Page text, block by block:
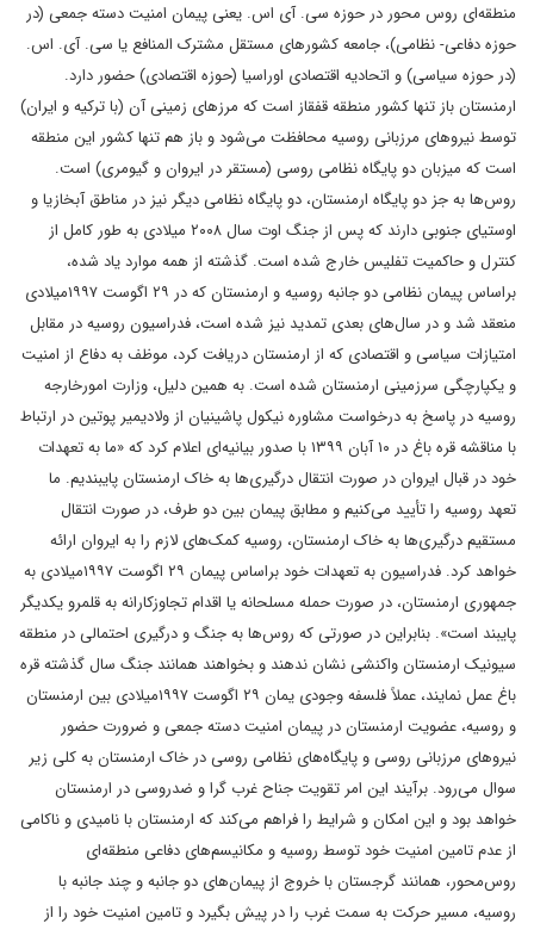
منطقه‌‌ای روس محور در حوزه سی. آی اس. یعنی پیمان امنیت دسته جمعی (در
حوزه دفاعی- نظامی)، جامعه کشورهای مستقل مشترک المنافع یا سی. آی. اس.
(در حوزه سیاسی) و اتحادیه اقتصادی اوراسیا (حوزه اقتصادی) حضور دارد.
ارمنستان باز تنها کشور منطقه قفقاز است که مرزهای زمینی آن (با ترکیه و ایران)
توسط نیروهای مرزبانی روسیه محافظت می‌شود و باز هم تنها کشور این منطقه
است که میزبان دو پایگاه نظامی روسی (مستقر در ایروان و گیومری) است.
روس‌ها به جز دو پایگاه ارمنستان، دو پایگاه نظامی دیگر نیز در مناطق آبخازیا و
اوستیای جنوبی دارند که پس از جنگ اوت سال ۲۰۰۸ میلادی به طور کامل از
کنترل و حاکمیت تفلیس خارج شده است. گذشته از همه موارد یاد شده،
براساس پیمان نظامی دو جانبه روسیه و ارمنستان که در ۲۹ اگوست ۱۹۹۷میلادی
منعقد شد و در سال‌های بعدی تمدید نیز شده است، فدراسیون روسیه در مقابل
امتیازات سیاسی و اقتصادی که از ارمنستان دریافت کرد، موظف به دفاع از امنیت
و یکپارچگی سرزمینی ارمنستان شده است. به همین دلیل، وزارت امورخارجه
روسیه در پاسخ به درخواست مشاوره نیکول پاشینیان از ولادیمیر پوتین در ارتباط
با مناقشه قره باغ در ۱۰ آبان ۱۳۹۹ با صدور بیانیه‌‌ای اعلام کرد که «ما به تعهدات
خود در قبال ایروان در صورت انتقال درگیری‌ها به خاک ارمنستان پایبندیم. ما
تعهد روسیه را تأیید می‌کنیم و مطابق پیمان بین دو طرف، در صورت انتقال
مستقیم درگیری‌ها به خاک ارمنستان، روسیه‌‌ کمک‌های لازم را به ایروان ارائه
خواهد کرد. فدراسیون به تعهدات خود براساس پیمان ۲۹ اگوست ۱۹۹۷میلادی به
جمهوری ارمنستان، در صورت حمله مسلحانه یا اقدام تجاوزکارانه به قلمرو یکدیگر
پایبند است». بنابراین در صورتی که روس‌ها به جنگ و درگیری احتمالی در منطقه
سیونیک ارمنستان واکنشی نشان ندهند و بخواهند همانند جنگ سال گذشته قره
باغ عمل نمایند، عملاً فلسفه وجودی یمان ۲۹ اگوست ۱۹۹۷میلادی بین ارمنستان
و روسیه، عضویت ارمنستان در پیمان امنیت دسته جمعی و ضرورت حضور
نیروهای مرزبانی روسی و پایگاه‌های نظامی روسی در خاک ارمنستان به کلی زیر
سوال می‌رود. برآیند این امر تقویت جناح غرب گرا و ضدروسی در ارمنستان
خواهد بود و این امکان و شرایط را فراهم می‌کند که ارمنستان با نامیدی و ناکامی
از عدم تامین امنیت خود توسط روسیه و مکانیسم‌های دفاعی منطقه‌‌ای
روس‌محور، همانند گرجستان با خروج از پیمان‌های دو جانبه و چند جانبه با
روسیه، مسیر حرکت به سمت غرب را در پیش بگیرد و تامین امنیت خود را از